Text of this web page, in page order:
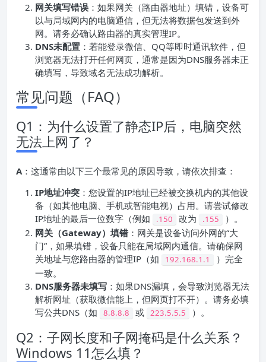
网关填写错误 ：如果网关（路由器地址）填错，设备可
以与局域网内的电脑通信，但无法将数据包发送到外
网。请务必确认路由器的真实管理IP。
DNS未配置 ：若能登录微信、QQ等即时通讯软件，但
浏览器无法打开任何网页，通常是因为DNS服务器未正
确填写，导致域名无法成功解析。
常见问题（FAQ）
Q1：为什么设置了静态IP后，电脑突然
无法上网了？
A ：这通常由以下三个最常见的原因导致，请依次排查：
IP地址冲突 ：您设置的IP地址已经被交换机内的其他设
备（如其他电脑、手机或智能电视）占用。请尝试修改
IP地址的最后一位数字（例如
.150 改为 .155
）。
网关（Gateway）填错：网关是设备访问外网的“大
门”，如果填错，设备只能在局域网内通信。请确保网
关地址与您路由器的管理IP（如
192.168.1.1
）完全
一致。
DNS服务器未填写 ：如果DNS漏填，会导致浏览器无法
解析网址（获取微信能上，但网页打不开）。请务必填
写公共DNS（如
8.8.8.8 或 223.5.5.5 ）。
Q2：子网长度和子网掩码是什么关系？
Windows 11怎么填？